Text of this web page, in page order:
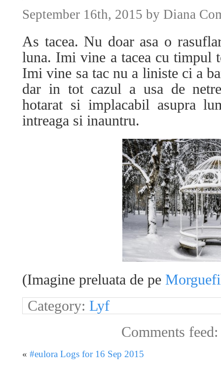
September 16th, 2015 by Diana
As tacea. Nu doar asa o
luna. Imi vine a tacea cu timpul
Imi vine sa tac nu a liniste ci a
dar in tot cazul a usa de
hotarat si implacabil asupra
intreaga si inauntru.
(Imagine preluata de pe
Category: Lyf
Comments
« #eulora Logs for 16 Sep 2015